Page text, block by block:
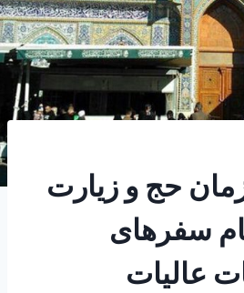
حج و زیارت
سفرهای
عالیات